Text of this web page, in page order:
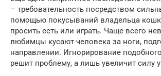
– требовательность посредством
помощью покусываний владельца
просить есть или играть. Чаще всего
любимцы кусают человека за ноги,
направлении. Игнорирование
решит проблему, а лишь увеличит силу